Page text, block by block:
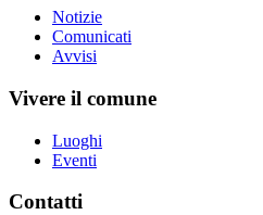
Notizie
Comunicati
Avvisi
Vivere il comune
Luoghi
Eventi
Contatti